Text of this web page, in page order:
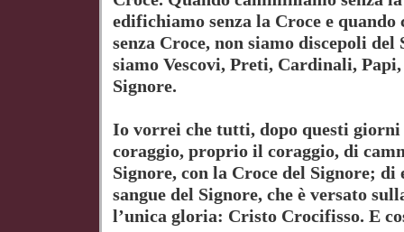
edifichiamo senza la Croce e
senza Croce, non siamo discepoli
siamo Vescovi, Preti, Cardinali,
Signore.
Io vorrei che tutti, dopo questi
coraggio, proprio il coraggio, di
Signore, con la Croce del Signore;
sangue del Signore, che è versato
l’unica gloria: Cristo Crocifisso. E